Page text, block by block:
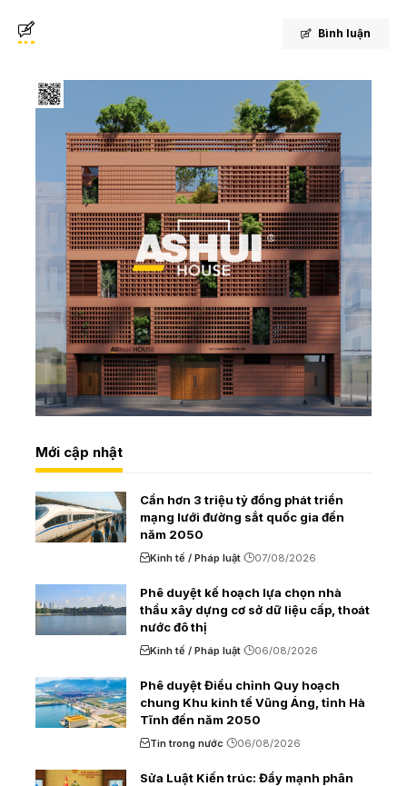
Bình luận
Mới cập nhật
Cần hơn 3 triệu tỷ đồng phát triển
mạng lưới đường sắt quốc gia đến
năm 2050
Kinh tế / Pháp luật 07/08/2026
Phê duyệt kế hoạch lựa chọn nhà
thầu xây dựng cơ sở dữ liệu cấp, thoát
nước đô thị
Kinh tế / Pháp luật 06/08/2026
Phê duyệt Điều chỉnh Quy hoạch
chung Khu kinh tế Vũng Áng, tỉnh Hà
Tĩnh đến năm 2050
Tin trong nước 06/08/2026
Sửa Luật Kiến trúc: Đẩy mạnh phân